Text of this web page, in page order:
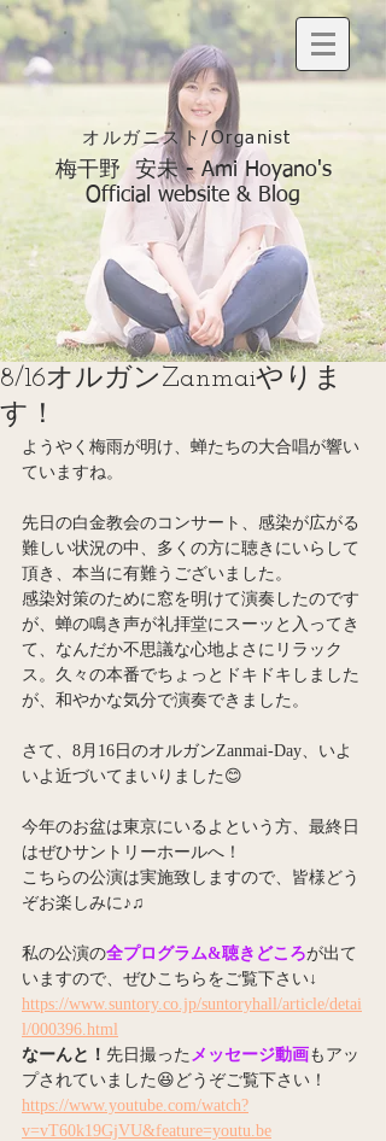
オルガニスト/Organist
梅干野 安未 - Ami Hoyano's
Official website & Blog
8/16オルガンZanmaiやりま
す！
ようやく梅雨が明け、蝉たちの大合唱が響い
ていますね。
先日の白金教会のコンサート、感染が広がる
難しい状況の中、多くの方に聴きにいらして
頂き、本当に有難うございました。
感染対策のために窓を明けて演奏したのです
が、蝉の鳴き声が礼拝堂にスーッと入ってき
て、なんだか不思議な心地よさにリラック
ス。久々の本番でちょっとドキドキしました
が、和やかな気分で演奏できました。
さて、8月16日のオルガンZanmai-Day、いよ
いよ近づいてまいりました😊
今年のお盆は東京にいるよという方、最終日
はぜひサントリーホールへ！
こちらの公演は実施致しますので、皆様どう
ぞお楽しみに♪♫
私の公演の全プログラム&聴きどころが出て
いますので、ぜひこちらをご覧下さい↓
https://www.suntory.co.jp/suntoryhall/article/detai
l/000396.html
なーんと！ 先日撮った メッセージ動画もアッ
プされていました😆どうぞご覧下さい！
https://www.youtube.com/watch?
v=vT60k19GjVU&feature=youtu.be